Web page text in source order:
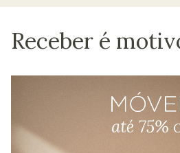
Receber é